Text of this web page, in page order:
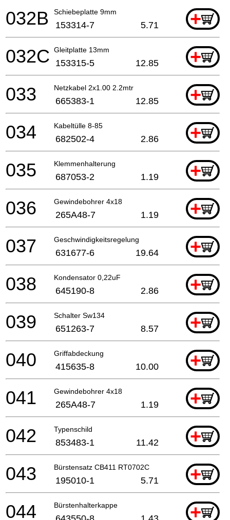
Schiebeplatte 9mm +
032B 153314-7 5.71
Gleitplatte 13mm +
032C 153315-5 12.85
Netzkabel 2x1.00 2.2mtr +
033 665383-1 12.85
Kabeltülle 8-85 +
034 682502-4 2.86
Klemmenhalterung +
035 687053-2 1.19
Gewindebohrer 4x18 +
036 265A48-7 1.19
Geschwindigkeitsregelung +
037 631677-6 19.64
Kondensator 0,22uF +
038 645190-8 2.86
Schalter Sw134 +
039 651263-7 8.57
Griffabdeckung +
040 415635-8 10.00
Gewindebohrer 4x18 +
041 265A48-7 1.19
Typenschild +
042 853483-1 11.42
Bürstensatz CB411 RT0702C +
043 195010-1 5.71
Bürstenhalterkappe +
044